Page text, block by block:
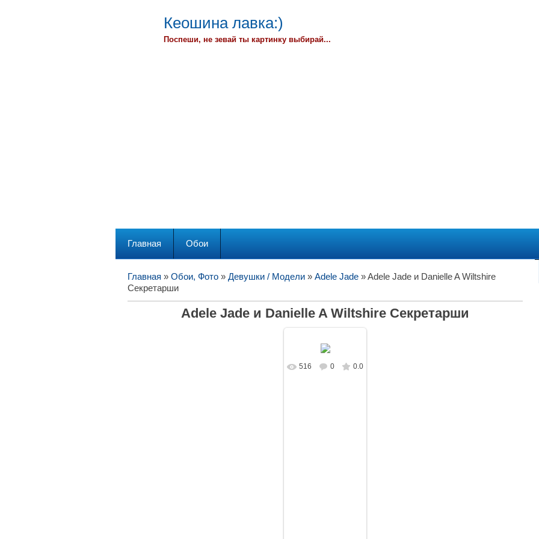
Кеошина лавка:)
Поспеши, не зевай ты картинку выбирай...
Главная Обои
Главная » Обои, Фото » Девушки / Модели » Adele Jade » Adele Jade и Danielle A Wiltshire
Секретарши
Adele Jade и Danielle A Wiltshire Секретарши
В реальном
516 0 0.0